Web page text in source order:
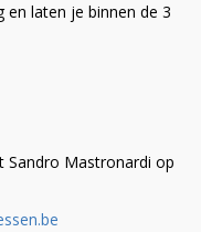
en laten je binnen de 3
Sandro Mastronardi op